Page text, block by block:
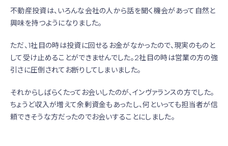
不動産投資は、いろんな会社の人から話を聞く機会があって自然と
興味を持つようになりました。
ただ、1社目の時は投資に回せるお金がなかったので、現実のものと
して受け止めることができませんでした。2社目の時は営業の方の強
引さに圧倒されてお断りしてしまいました。
それからしばらくたってお会いしたのが、インヴァランスの方でした。
ちょうど収入が増えて余剰資金もあったし、何といっても担当者が信
頼できそうな方だったのでお会いすることにしました。